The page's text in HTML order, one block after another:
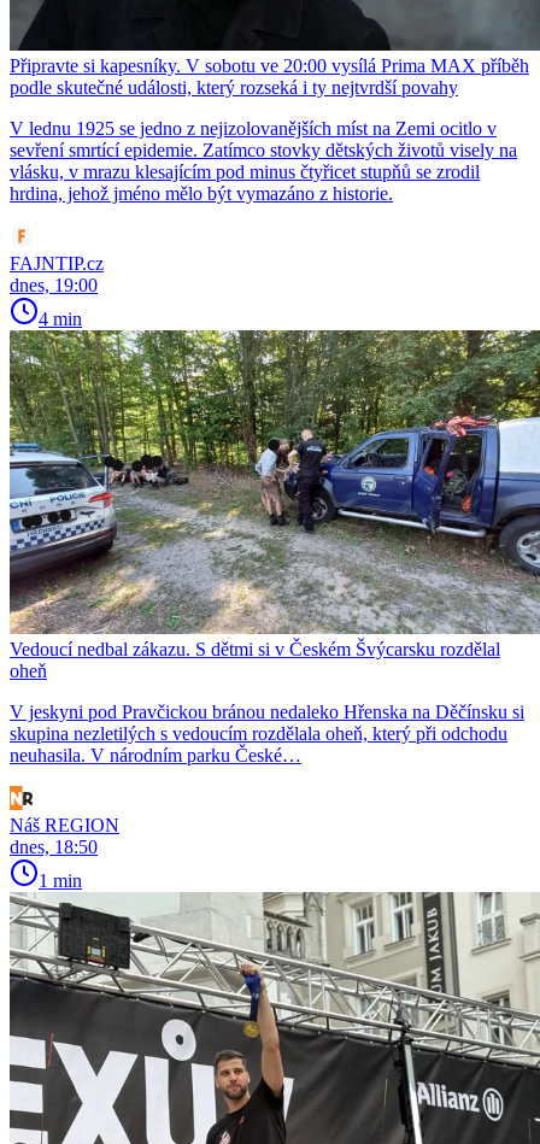
Připravte si kapesníky. V sobotu ve 20:00 vysílá Prima MAX příběh
podle skutečné události, který rozseká i ty nejtvrdší povahy
V lednu 1925 se jedno z nejizolovanějších míst na Zemi ocitlo v
sevření smrtící epidemie. Zatímco stovky dětských životů visely na
vlásku, v mrazu klesajícím pod minus čtyřicet stupňů se zrodil
hrdina, jehož jméno mělo být vymazáno z historie.
FAJNTIP.cz
dnes, 19:00
4 min
Vedoucí nedbal zákazu. S dětmi si v Českém Švýcarsku rozdělal
oheň
V jeskyni pod Pravčickou bránou nedaleko Hřenska na Děčínsku si
skupina nezletilých s vedoucím rozdělala oheň, který při odchodu
neuhasila. V národním parku České…
Náš REGION
dnes, 18:50
1 min